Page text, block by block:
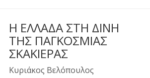
Η ΕΛΛΑΔΑ ΣΤΗ ΔΙΝΗ
ΤΗΣ ΠΑΓΚΟΣΜΙΑΣ
ΣΚΑΚΙΕΡΑΣ
Κυριάκος Βελόπουλος